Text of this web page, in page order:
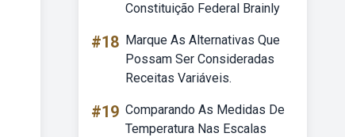
Constituição Federal Brainly
#18 Marque As Alternativas Que
Possam Ser Consideradas
Receitas Variáveis.
#19 Comparando As Medidas De
Temperatura Nas Escalas